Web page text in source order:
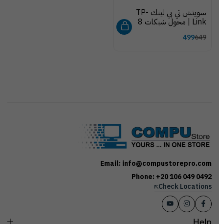
سويتش تي بي لينك TP-
Link | محول شبكات 8
ميجابت/ث – مكتبي
649
499
Email: info@compustorepro.com
Phone: +20 106 049 0492
Check Locations